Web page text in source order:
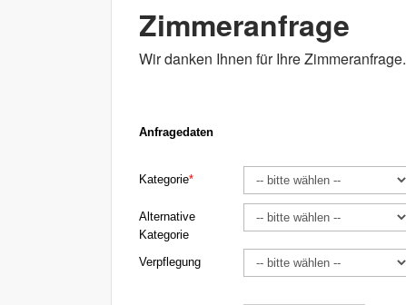
Donaubrücke“
Froschauer
Zimmeranfrage
Wir danken Ihnen für Ihre Zimmeranfrage.